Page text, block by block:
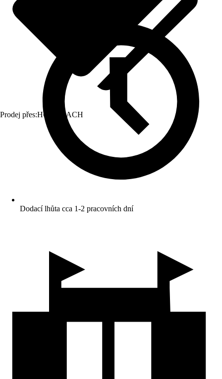
Prodej přes:HORNBACH
Dodací lhůta cca 1-2 pracovních dní